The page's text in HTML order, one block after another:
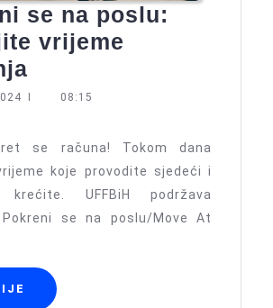
se na poslu:
vrijeme
se
poslu:
Smanjite
vrijeme
sjedenja
22/10/2024
I 08:15
se računa! Tokom dana
koje provodite sjedeći i
UFFBiH podržava
Pokreni se na poslu/Move At
OPŠIRNIJE